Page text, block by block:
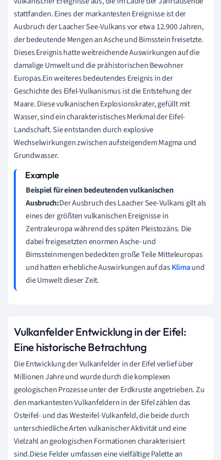
stattfanden. Eines der markantesten Ereignisse ist der
Ausbruch der Laacher See-Vulkans vor etwa 12.900 Jahren,
der bedeutende Mengen an Asche und Bimsstein freisetzte.
Dieses Ereignis hatte weitreichende Auswirkungen auf die
damalige Umwelt und die prähistorischen Bewohner
Europas.Ein weiteres bedeutendes Ereignis in der
Geschichte des Eifel-Vulkanismus ist die Entstehung der
Maare. Diese vulkanischen Explosionskrater, gefüllt mit
Wasser, sind ein charakteristisches Merkmal der Eifel-
Landschaft. Sie entstanden durch explosive
Wechselwirkungen zwischen aufsteigendem Magma und
Grundwasser.
Beispiel für einen bedeutenden vulkanischen
Ausbruch:Der Ausbruch des Laacher See-Vulkans gilt als
eines der größten vulkanischen Ereignisse in
Zentraleuropa während des späten Pleistozäns. Die
dabei freigesetzten enormen Asche- und
Bimssteinmengen bedeckten große Teile Mitteleuropas
und hatten erhebliche Auswirkungen auf dasKlimaund
die Umwelt dieser Zeit.
Vulkanfelder Entwicklung in der Eifel:
Eine historische Betrachtung
Die Entwicklung der Vulkanfelder in der Eifel verlief über
Millionen Jahre und wurde durch die komplexen
geologischen Prozesse unter der Erdkruste angetrieben. Zu
den markantesten Vulkanfeldern in der Eifel zählen das
Osteifel- und das Westeifel-Vulkanfeld, die beide durch
unterschiedliche Arten vulkanischer Aktivität und eine
Vielzahl an geologischen Formationen charakterisiert
sind.Diese Felder umfassen eine vielfältige Palette an